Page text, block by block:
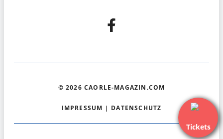
Tickets
© 2026 CAORLE-MAGAZIN.COM
IMPRESSUM | DATENSCHUTZ